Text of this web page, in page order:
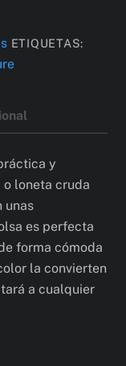
ETIQUETAS:
y
loneta cruda
unas
es perfecta
forma cómoda
la convierten
a cualquier